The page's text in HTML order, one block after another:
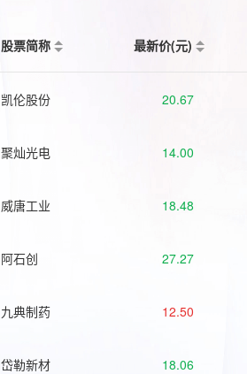
股票简称 最新价(元)
凯伦股份 20.67
聚灿光电 14.00
威唐工业 18.48
阿石创 27.27
九典制药 12.50
岱勒新材 18.06